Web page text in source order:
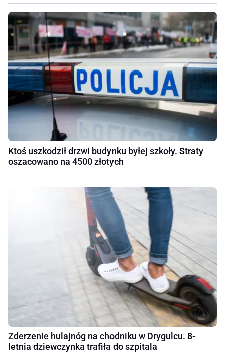
Ktoś uszkodził drzwi budynku byłej szkoły. Straty
oszacowano na 4500 złotych
Zderzenie hulajnóg na chodniku w Drygulcu. 8-
letnia dziewczynka trafiła do szpitala